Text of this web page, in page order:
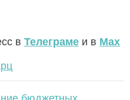
в Телеграме и в Max